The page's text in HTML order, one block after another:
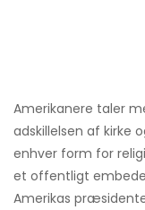
Amerikanere taler
adskillelsen af ​​kirke
enhver form for
et offentligt
Amerikas